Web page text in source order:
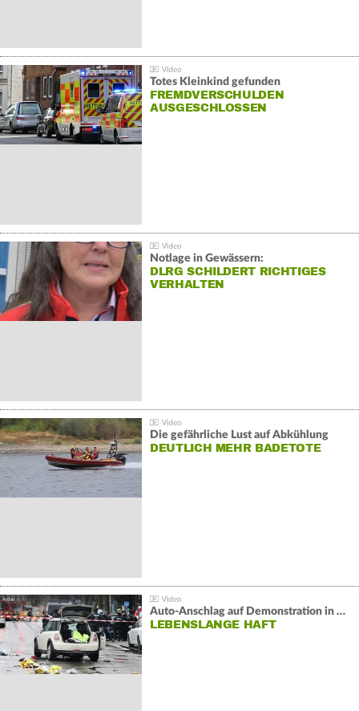
Totes Kleinkind gefunden
FREMDVERSCHULDEN
AUSGESCHLOSSEN
Notlage in Gewässern:
DLRG SCHILDERT RICHTIGES
VERHALTEN
Die gefährliche Lust auf Abkühlung
DEUTLICH MEHR BADETOTE
Auto-Anschlag auf Demonstration in München:
LEBENSLANGE HAFT